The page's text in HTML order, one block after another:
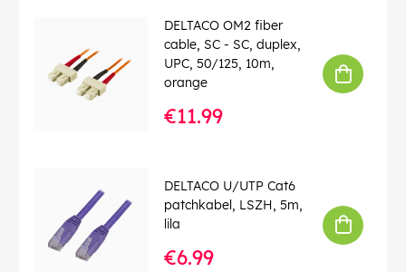
DELTACO OM2 fiber
cable, SC - SC, duplex,
UPC, 50/125, 10m,
orange
€11.99
DELTACO U/UTP Cat6
patchkabel, LSZH, 5m,
lila
€6.99